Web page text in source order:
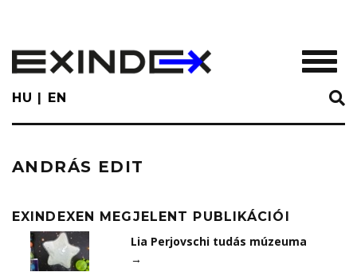
main
content
HU EN
ANDRÁS EDIT
EXINDEXEN MEGJELENT PUBLIKÁCIÓI
Lia Perjovschi tudás múzeuma
→